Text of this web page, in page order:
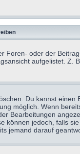
oder der
aufgelistet. Z.
Du kannst einen
möglich. Wenn
Bearbeitungen
jedoch, falls
jemand darauf